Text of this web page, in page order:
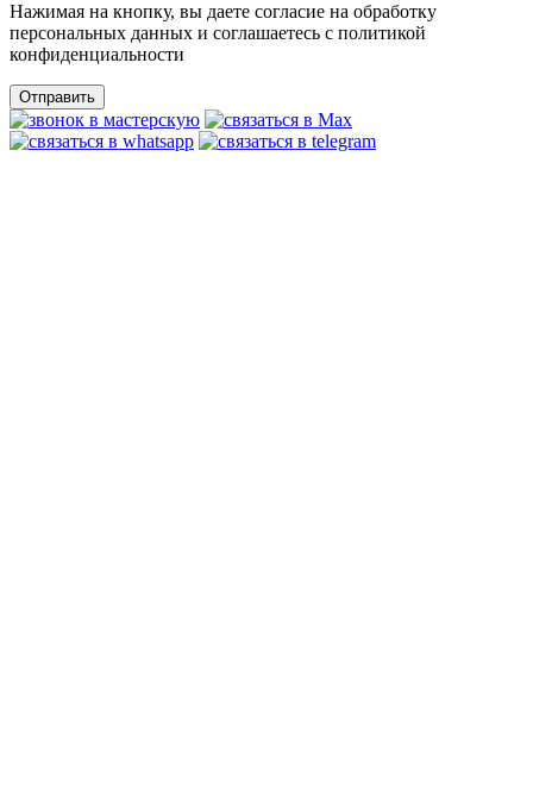
Нажимая на кнопку, вы даете согласие на обработку
персональных данных и соглашаетесь c политикой
конфиденциальности
Отправить